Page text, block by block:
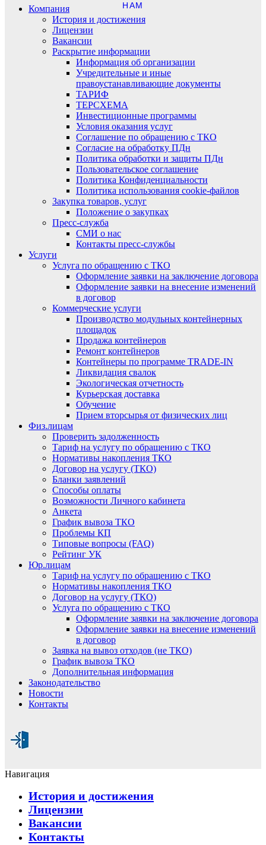
НАМ
Компания
История и достижения
Лицензии
Вакансии
Раскрытие информации
Информация об организации
Учредительные и иные
правоустанавливающие документы
ТАРИФ
ТЕРСХЕМА
Инвестиционные программы
Условия оказания услуг
Соглашение по обращению с ТКО
Согласие на обработку ПДн
Политика обработки и защиты ПДн
Пользовательское соглашение
Политика Конфиденциальности
Политика использования cookie-файлов
Закупка товаров, услуг
Положение о закупках
Пресс-служба
СМИ о нас
Контакты пресс-службы
Услуги
Услуга по обращению с ТКО
Оформление заявки на заключение договора
Оформление заявки на внесение изменений
в договор
Коммерческие услуги
Производство модульных контейнерных
площадок
Продажа контейнеров
Ремонт контейнеров
Контейнеры по программе TRADE-IN
Ликвидация свалок
Экологическая отчетность
Курьерская доставка
Обучение
Прием вторсырья от физических лиц
Физ.лицам
Проверить задолженность
Тариф на услугу по обращению с ТКО
Нормативы накопления ТКО
Договор на услугу (ТКО)
Бланки заявлений
Способы оплаты
Возможности Личного кабинета
Анкета
График вывоза ТКО
Проблемы КП
Типовые вопросы (FAQ)
Рейтинг УК
Юр.лицам
Тариф на услугу по обращению с ТКО
Нормативы накопления ТКО
Договор на услугу (ТКО)
Услуга по обращению с ТКО
Оформление заявки на заключение договора
Оформление заявки на внесение изменений
в договор
Заявка на вывоз отходов (не ТКО)
График вывоза ТКО
Дополнительная информация
Законодательство
Новости
Контакты
Навигация
История и достижения
Лицензии
Вакансии
Контакты